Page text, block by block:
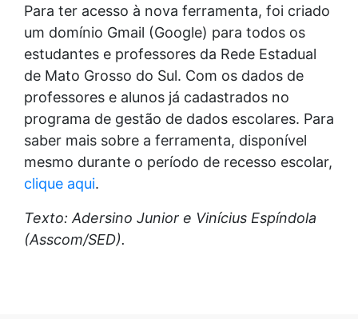
Para ter acesso à nova ferramenta, foi criado
um domínio Gmail (Google) para todos os
estudantes e professores da Rede Estadual
de Mato Grosso do Sul. Com os dados de
professores e alunos já cadastrados no
programa de gestão de dados escolares. Para
saber mais sobre a ferramenta, disponível
mesmo durante o período de recesso escolar,
clique aqui.
Texto: Adersino Junior e Vinícius Espíndola
(Asscom/SED).